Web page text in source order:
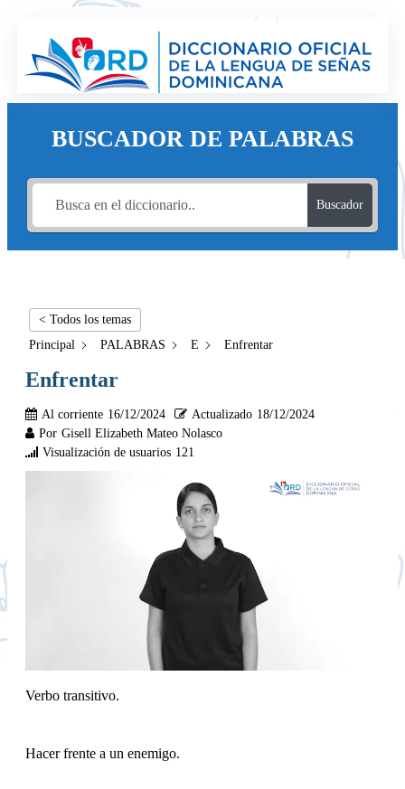
BUSCADOR DE PALABRAS
Buscador
< Todos los temas
Principal
PALABRAS E Enfrentar
Enfrentar
Al corriente 16/12/2024 Actualizado 18/12/2024
Por Gisell Elizabeth Mateo Nolasco
Visualización de usuarios 121
Verbo transitivo.
Hacer frente a un enemigo.